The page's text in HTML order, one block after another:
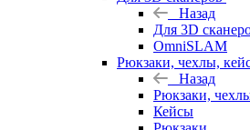
Назад
Для 3D
OmniSLAM
Рюкзаки, чехлы,
Назад
Рюкзаки,
Кейсы